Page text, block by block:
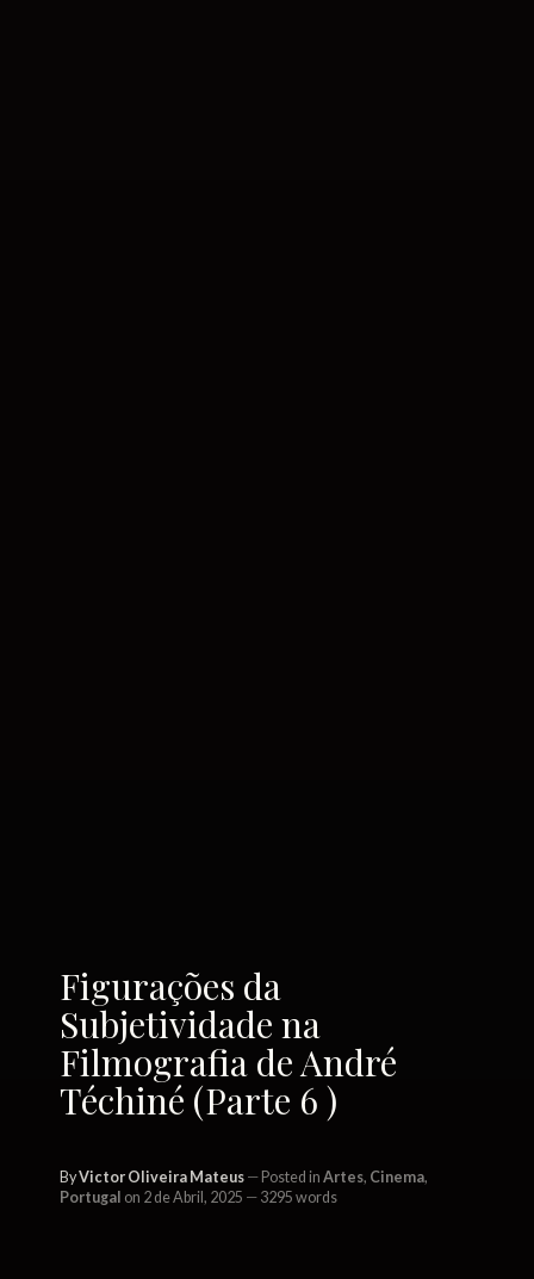
Figurações da
Subjetividade na
Filmografia de André
Téchiné (Parte 6 )
ByVictor Oliveira Mateus Posted in Artes, Cinema,
Portugal on 2 de Abril, 2025 3295 words